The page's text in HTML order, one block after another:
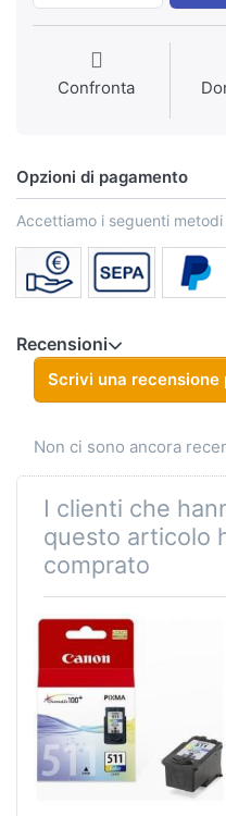
Confronta
Opzioni di pagamento
Accettiamo i seguenti
Recensioni
Scrivi una
Non ci sono ancora
I clienti che
questo articolo
comprato